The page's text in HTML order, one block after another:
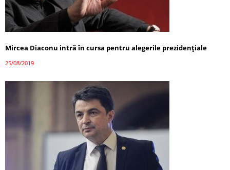
Mircea Diaconu intră în cursa pentru alegerile prezidențiale
25/08/2019